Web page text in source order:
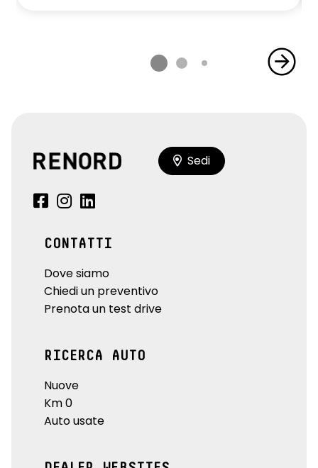
Sedi
CONTATTI
Dove siamo
Chiedi un preventivo
Prenota un test drive
RICERCA AUTO
Nuove
Km 0
Auto usate